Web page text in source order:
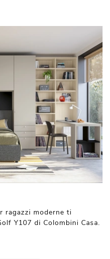
ragazzi moderne ti
Y107 di Colombini Casa.